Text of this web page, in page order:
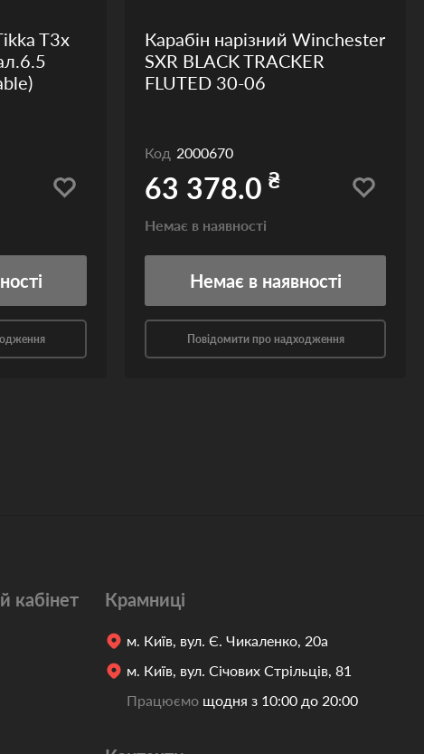
T3x
Карабін нарізний Winchester
SXR BLACK TRACKER
FLUTED 30-06
Код 2000670
63 378.0 ₴
Немає в наявності
Немає в наявності
Повідомити про надходження
кабінет Крамниці
м. Київ, вул. Є. Чикаленко, 20а
м. Київ, вул. Січових Стрільців, 81
Працюємощодня з 10:00 до 20:00